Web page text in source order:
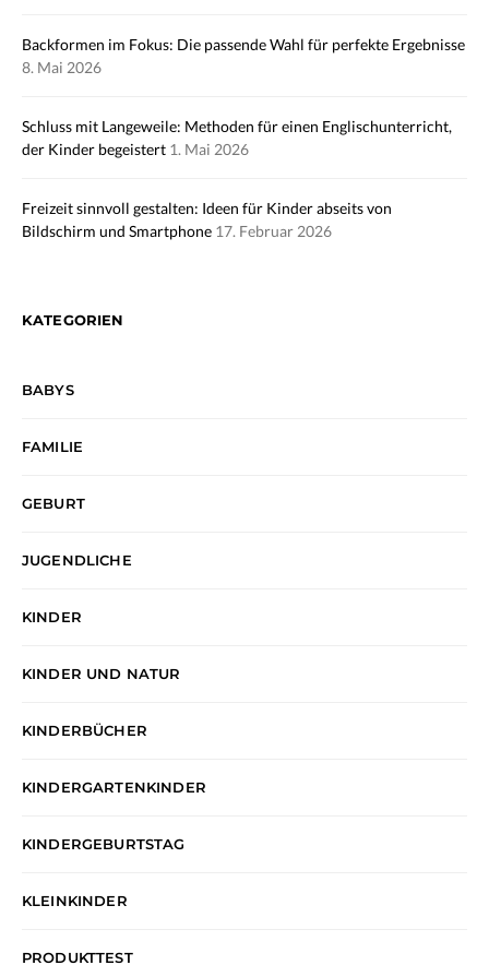
Backformen im Fokus: Die passende Wahl für perfekte Ergebnisse
8. Mai 2026
Schluss mit Langeweile: Methoden für einen Englischunterricht,
der Kinder begeistert 1. Mai 2026
Freizeit sinnvoll gestalten: Ideen für Kinder abseits von
Bildschirm und Smartphone 17. Februar 2026
KATEGORIEN
BABYS
FAMILIE
GEBURT
JUGENDLICHE
KINDER
KINDER UND NATUR
KINDERBÜCHER
KINDERGARTENKINDER
KINDERGEBURTSTAG
KLEINKINDER
PRODUKTTEST